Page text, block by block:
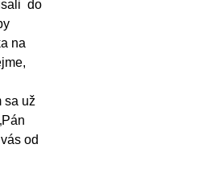
do
na
sa už
od